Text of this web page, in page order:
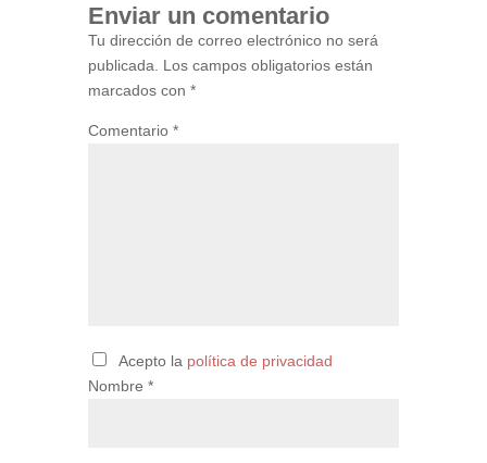
Enviar un comentario
Tu dirección de correo electrónico no será
publicada.
Los campos obligatorios están
marcados con *
Comentario *
Acepto la política de privacidad
Nombre *